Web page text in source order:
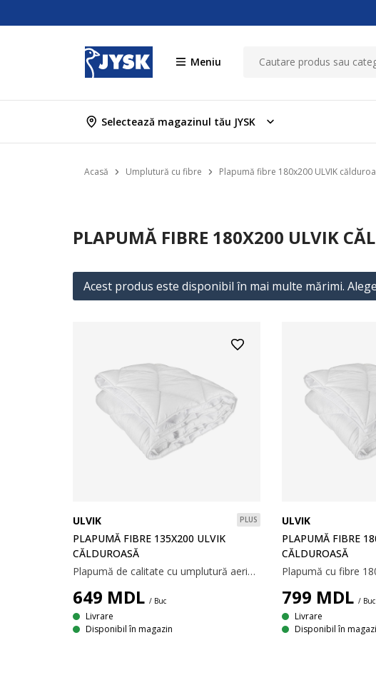
Meniu
Selectează magazinul tău JYSK
Acasă Umplutură cu fibre Plapumă fibre 180x200 ULVIK
PLAPUMĂ FIBRE 180X200 ULVIK
Acest produs este disponibil în mai multe mărimi.
ULVIK PLUS
PLAPUMĂ FIBRE 135X200 ULVIK
CĂLDUROASĂ
Plapumă de calitate cu umplutură aerisită și izolatoare din fibră goală spiralată, de poliester siliconizat, 950 g. Țesătură moale din 100% microfibră de poliester. Temperatură spălare: 60°C. 135x200 cm
649 MDL / Buc
Livrare
Disponibil în magazin
ULVIK
PLAPUMĂ FIBRE
CĂLDUROASĂ
799 MDL / Buc
Livrare
Disponibil în